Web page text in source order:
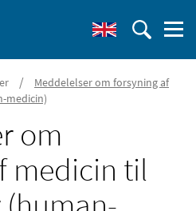
/
Meddelelser om forsyning af
medicin)
om
medicin til